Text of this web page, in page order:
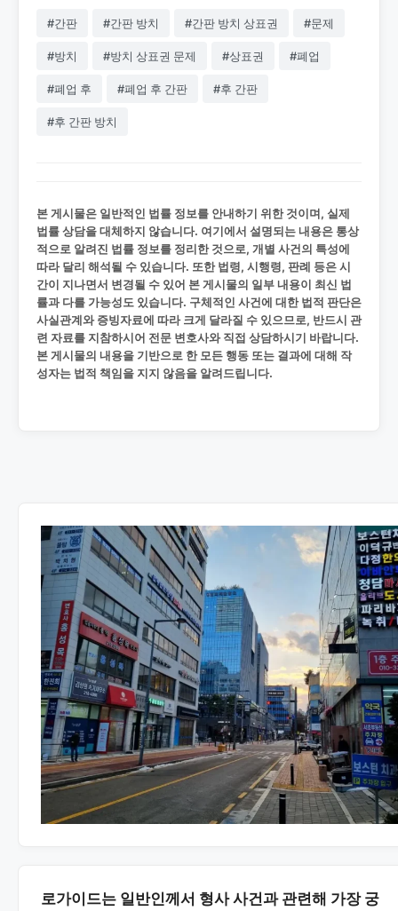
#간판 #간판 방치 #간판 방치 상표권 #문제
#방치 #방치 상표권 문제 #상표권 #폐업
#폐업 후 #폐업 후 간판 #후 간판
#후 간판 방치
본 게시물은 일반적인 법률 정보를 안내하기 위한 것이며, 실제
법률 상담을 대체하지 않습니다. 여기에서 설명되는 내용은 통상
적으로 알려진 법률 정보를 정리한 것으로, 개별 사건의 특성에
따라 달리 해석될 수 있습니다. 또한 법령, 시행령, 판례 등은 시
간이 지나면서 변경될 수 있어 본 게시물의 일부 내용이 최신 법
률과 다를 가능성도 있습니다. 구체적인 사건에 대한 법적 판단은
사실관계와 증빙자료에 따라 크게 달라질 수 있으므로, 반드시 관
련 자료를 지참하시어 전문 변호사와 직접 상담하시기 바랍니다.
본 게시물의 내용을 기반으로 한 모든 행동 또는 결과에 대해 작
성자는 법적 책임을 지지 않음을 알려드립니다.
로가이드는 일반인께서 형사 사건과 관련해 가장 궁